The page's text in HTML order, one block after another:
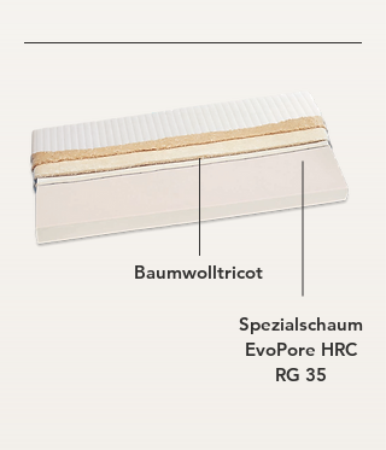
Baumwolltricot
Spezialschaum
EvoPore HRC
RG 35